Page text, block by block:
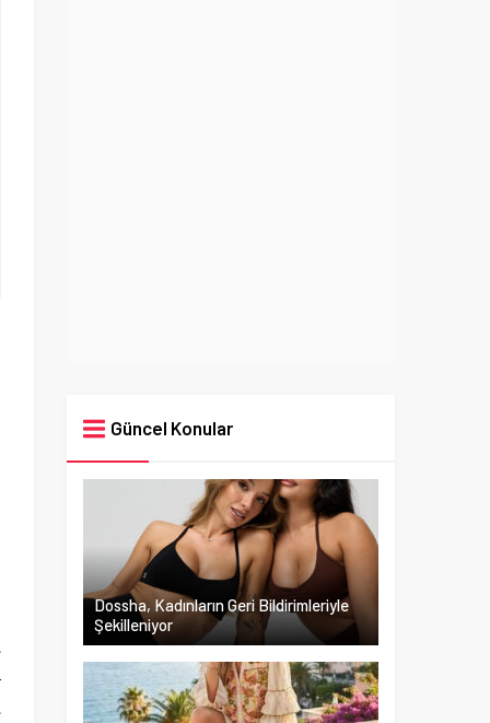
Güncel Konular
Dossha, Kadınların Geri Bildirimleriyle
Şekilleniyor